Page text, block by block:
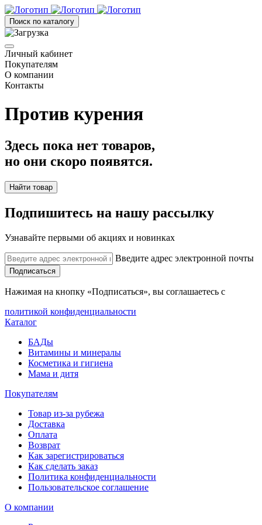
Поиск по каталогу
Личный кабинет
Покупателям
О компании
Контакты
Против курения
Здесь пока нет товаров,
но они скоро появятся.
Найти товар
Подпишитесь на нашу рассылку
Узнавайте первыми об акциях и новинках
Введите адрес электронной почты
Подписаться
Нажимая на кнопку «Подписаться», вы соглашаетесь с
политикой конфиденциальности
Каталог
БАДы
Витамины и минералы
Косметика и гигиена
Мама и дитя
Покупателям
Товар из-за рубежа
Доставка
Оплата
Возврат
Как зарегистрироваться
Как сделать заказ
Политика конфиденциальности
Пользовательское соглашение
О компании